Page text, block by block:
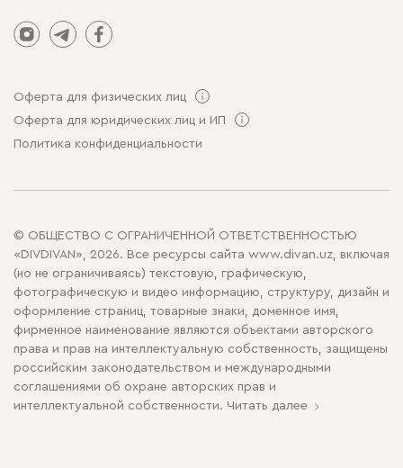
Оферта для физических лиц
Оферта для юридических лиц и ИП
Политика конфиденциальности
© ОБЩЕСТВО С ОГРАНИЧЕННОЙ ОТВЕТСТВЕННОСТЬЮ
«DIVDIVAN», 2026. Все ресурсы сайта www.divan.uz, включая
(но не ограничиваясь) текстовую, графическую,
фотографическую и видео информацию, структуру, дизайн и
оформление страниц, товарные знаки, доменное имя,
фирменное наименование являются объектами авторского
права и прав на интеллектуальную собственность, защищены
российским законодательством и международными
соглашениями об охране авторских прав и
интеллектуальной собственности. Читать далее